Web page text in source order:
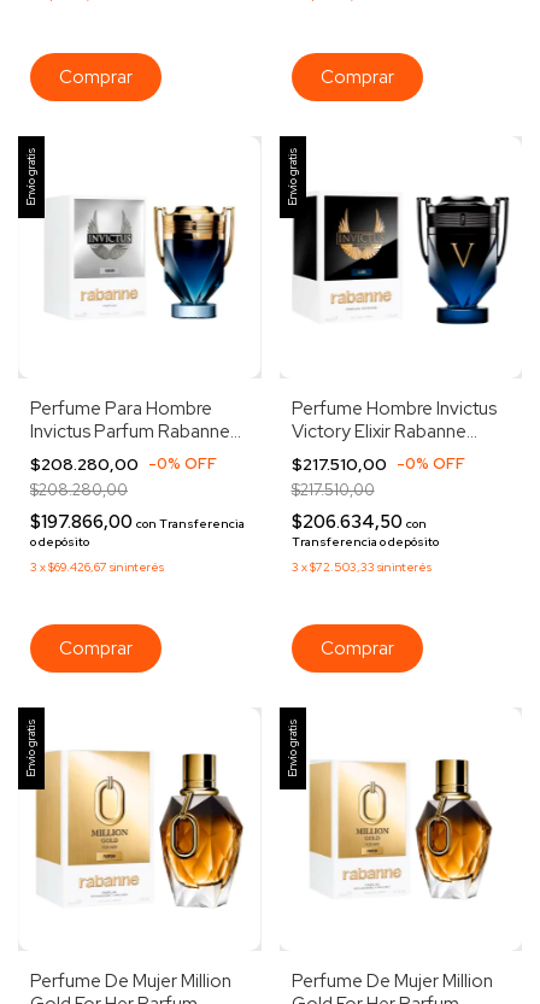
Envío gratis
Perfume Para Hombre
Invictus Parfum Rabanne
50ml
$208.280,00 -0% OFF
$208.280,00
$197.866,00 con Transferencia
o depósito
3 x$69.426,67 sin interés
Envío gratis
Perfume Hombre Invictus
Victory Elixir Rabanne
Intense 50ml
$217.510,00 -0% OFF
$217.510,00
$206.634,50 con
Transferencia o depósito
3 x$72.503,33 sin interés
Envío gratis
Perfume De Mujer Million
Envío gratis
Perfume De Mujer Million